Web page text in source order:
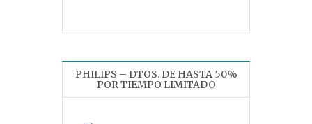
PHILIPS – DTOS. DE HASTA 50%
POR TIEMPO LIMITADO